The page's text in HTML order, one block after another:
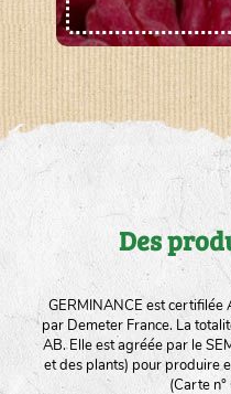
Des
GERMINANCE est
par Demeter France. La
AB. Elle est agréée par le
et des plants) pour produire
(Carte